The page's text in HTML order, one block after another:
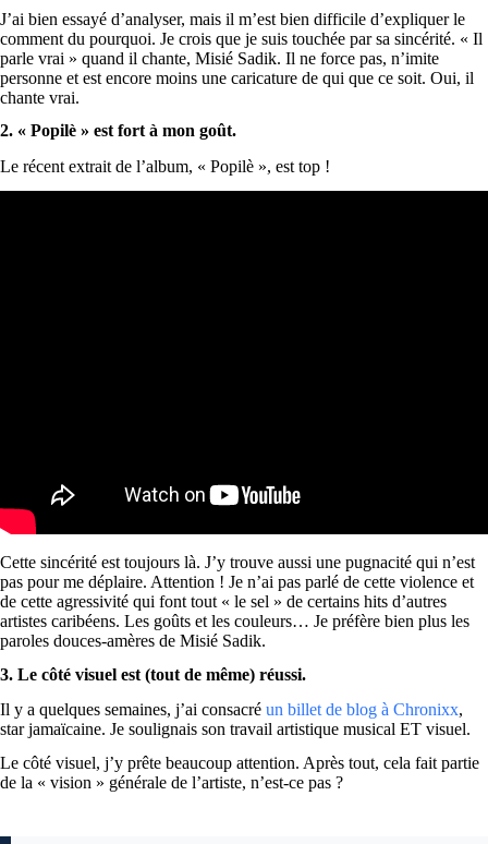
J’ai bien essayé d’analyser, mais il m’est bien difficile d’expliquer le
comment du pourquoi. Je crois que je suis touchée par sa sincérité. « Il
parle vrai » quand il chante, Misié Sadik. Il ne force pas, n’imite
personne et est encore moins une caricature de qui que ce soit. Oui, il
chante vrai.
2. « Popilè » est fort à mon goût.
Le récent extrait de l’album, « Popilè », est top !
Cette sincérité est toujours là. J’y trouve aussi une pugnacité qui n’est
pas pour me déplaire. Attention ! Je n’ai pas parlé de cette violence et
de cette agressivité qui font tout « le sel » de certains hits d’autres
artistes caribéens. Les goûts et les couleurs… Je préfère bien plus les
paroles douces-amères de Misié Sadik.
3. Le côté visuel est (tout de même) réussi.
Il y a quelques semaines, j’ai consacré un billet de blog à Chronixx,
star jamaïcaine. Je soulignais son travail artistique musical ET visuel.
Le côté visuel, j’y prête beaucoup attention. Après tout, cela fait partie
de la « vision » générale de l’artiste, n’est-ce pas ?